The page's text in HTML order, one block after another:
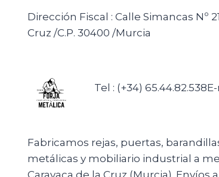
Dirección Fiscal : Calle Simancas Nº
Cruz /C.P. 30400 /Murcia
Tel : (+34) 65.44.82.538
Fabricamos rejas, puertas,
metálicas y mobiliario industrial a
Caravaca de la Cruz (Murcia). Envíos